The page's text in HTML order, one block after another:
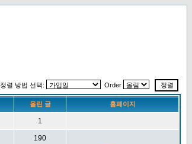
정렬 방법 선택: Order
올린 글 홈페이지
1
190